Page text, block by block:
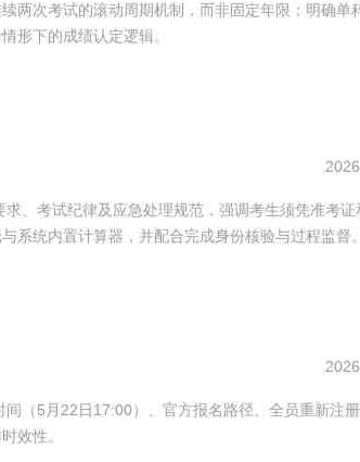
两次考试的滚动周期机制，而非固定年限；明确单
形下的成绩认定逻辑。
、考试纪律及应急处理规范，强调考生须凭准考证
系统内置计算器，并配合完成身份核验与过程监督。
（5月22日17:00）、官方报名路径、全员重新注册
效性。